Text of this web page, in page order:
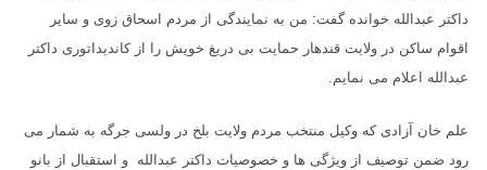
داکتر عبدالله خوانده گفت: من به نمایندگی از مردم اسحاق زوی و سایر
اقوام ساکن در ولایت قندهار حمایت بی دریغ خویش را از کاندیداتوری داکتر
عبدالله اعلام می نمایم.
علم خان آزادی که وکیل منتخب مردم ولایت بلخ در ولسی جرگه به شمار می
رود ضمن توصیف از ویژگی ها و خصوصیات داکتر عبدالله و استقبال از بانو